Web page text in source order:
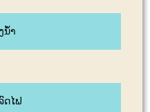
ນໍ້າ
ດໄຟ